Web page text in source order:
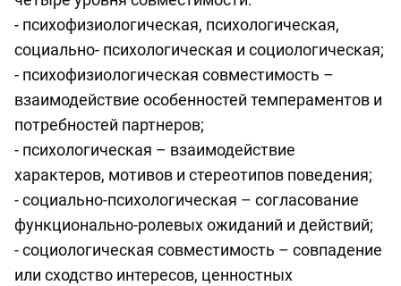
- психофизиологическая, психологическая,
социально- психологическая и социологическая;
- психофизиологическая совместимость –
взаимодействие особенностей темпераментов и
потребностей партнеров;
- психологическая – взаимодействие
характеров, мотивов и стереотипов поведения;
- социально-психологическая – согласование
функционально-ролевых ожиданий и действий;
- социологическая совместимость – совпадение
или сходство интересов, ценностных